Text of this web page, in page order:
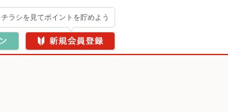
チラシを見てポイントを貯めよう